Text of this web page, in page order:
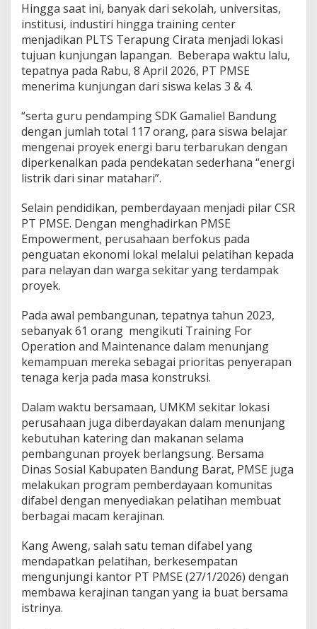
Hingga saat ini, banyak dari sekolah, universitas,
institusi, industiri hingga training center
menjadikan PLTS Terapung Cirata menjadi lokasi
tujuan kunjungan lapangan. Beberapa waktu lalu,
tepatnya pada Rabu, 8 April 2026, PT PMSE
menerima kunjungan dari siswa kelas 3 & 4.
“serta guru pendamping SDK Gamaliel Bandung
dengan jumlah total 117 orang, para siswa belajar
mengenai proyek energi baru terbarukan dengan
diperkenalkan pada pendekatan sederhana “energi
listrik dari sinar matahari”.
Selain pendidikan, pemberdayaan menjadi pilar CSR
PT PMSE. Dengan menghadirkan PMSE
Empowerment, perusahaan berfokus pada
penguatan ekonomi lokal melalui pelatihan kepada
para nelayan dan warga sekitar yang terdampak
proyek.
Pada awal pembangunan, tepatnya tahun 2023,
sebanyak 61 orang mengikuti Training For
Operation and Maintenance dalam menunjang
kemampuan mereka sebagai prioritas penyerapan
tenaga kerja pada masa konstruksi.
Dalam waktu bersamaan, UMKM sekitar lokasi
perusahaan juga diberdayakan dalam menunjang
kebutuhan katering dan makanan selama
pembangunan proyek berlangsung. Bersama
Dinas Sosial Kabupaten Bandung Barat, PMSE juga
melakukan program pemberdayaan komunitas
difabel dengan menyediakan pelatihan membuat
berbagai macam kerajinan.
Kang Aweng, salah satu teman difabel yang
mendapatkan pelatihan, berkesempatan
mengunjungi kantor PT PMSE (27/1/2026) dengan
membawa kerajinan tangan yang ia buat bersama
istrinya.